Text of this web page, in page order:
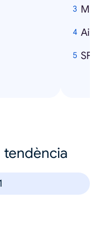
Air
SFR
tendència